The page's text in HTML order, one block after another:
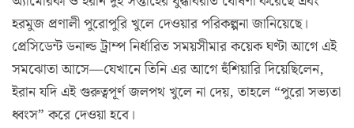
হরমুজ প্রণালী পুরোপুরি খুলে দেওয়ার পরিকল্পনা জানিয়েছে।
প্রেসিডেন্ট ডনাল্ড ট্রাম্প নির্ধারিত সময়সীমার কয়েক ঘণ্টা আগে এই
সমঝোতা আসে—যেখানে তিনি এর আগে হুঁশিয়ারি দিয়েছিলেন,
ইরান যদি এই গুরুত্বপূর্ণ জলপথ খুলে না দেয়, তাহলে “পুরো সভ্যতা
ধ্বংস” করে দেওয়া হবে।